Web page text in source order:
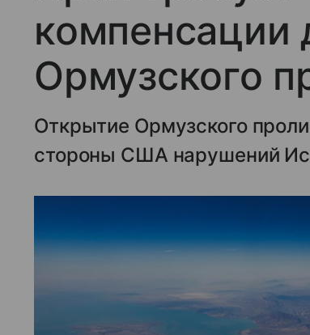
компенсации
Ормузского
Открытие Ормузского
стороны США нарушений